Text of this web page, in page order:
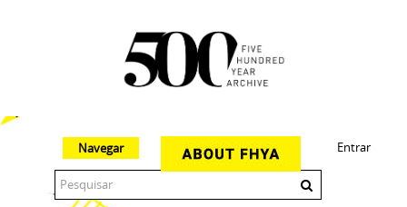
Entrar
Navegar